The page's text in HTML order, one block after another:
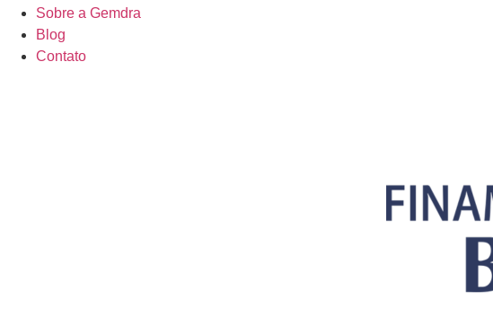
Sobre a Gemdra
Blog
Contato